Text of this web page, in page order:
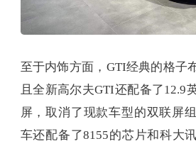
至于内饰方面，GTI经典的格子
且全新高尔夫GTI还配备了12.9
屏，取消了现款车型的双联屏
车还配备了8155的芯片和科大